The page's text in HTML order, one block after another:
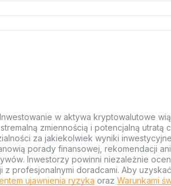
w aktywa kryptowalutowe
zmiennością i potencjalną utratą
za jakiekolwiek wyniki
porady finansowej, rekomendacji
Inwestorzy powinni niezależnie
z profesjonalnymi doradcami. Aby
ujawnienia ryzyka oraz Warunkami